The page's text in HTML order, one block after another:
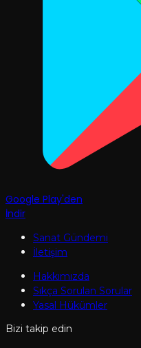
Google Play'den
İndir
Sanat Gündemi
İletişim
Hakkımızda
Sıkça Sorulan Sorular
Yasal Hükümler
Bizi takip edin